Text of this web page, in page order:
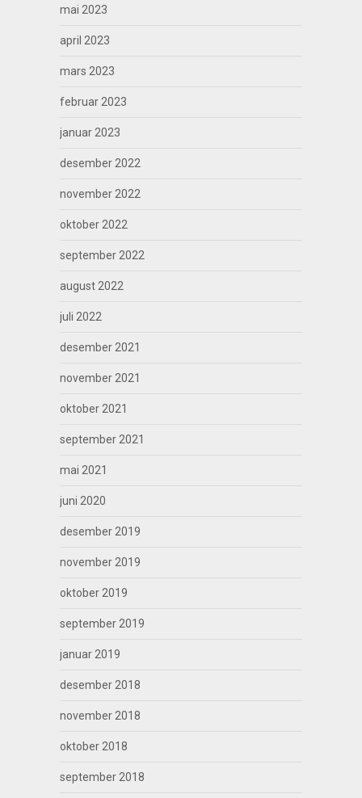
mai 2023
april 2023
mars 2023
februar 2023
januar 2023
desember 2022
november 2022
oktober 2022
september 2022
august 2022
juli 2022
desember 2021
november 2021
oktober 2021
september 2021
mai 2021
juni 2020
desember 2019
november 2019
oktober 2019
september 2019
januar 2019
desember 2018
november 2018
oktober 2018
september 2018